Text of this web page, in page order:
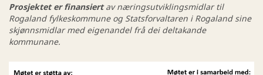
Prosjektet er finansiertav næringsutviklingsmidlar til
Rogaland fylkeskommune og Statsforvaltaren i Rogaland sine
skjønnsmidlar med eigenandel frå dei deltakande
kommunane.